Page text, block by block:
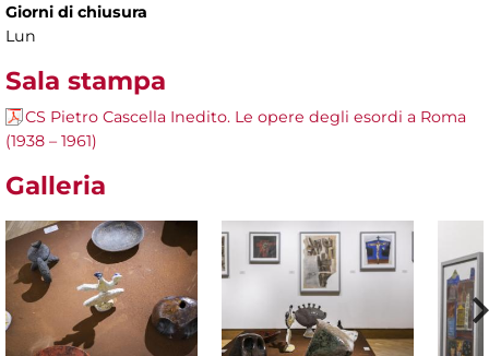
Giorni di chiusura
Lun
Sala stampa
CS Pietro Cascella Inedito. Le opere degli esordi a Roma
(1938 – 1961)
Galleria